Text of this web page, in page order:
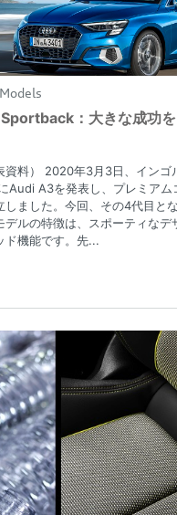
Models
：大きな成功
資料） 2020年3月3日、インゴ
Audi A3を発表し、プレミアム
しました。今回、その4代目と
デルの特徴は、スポーティなデ
ド機能です。先...